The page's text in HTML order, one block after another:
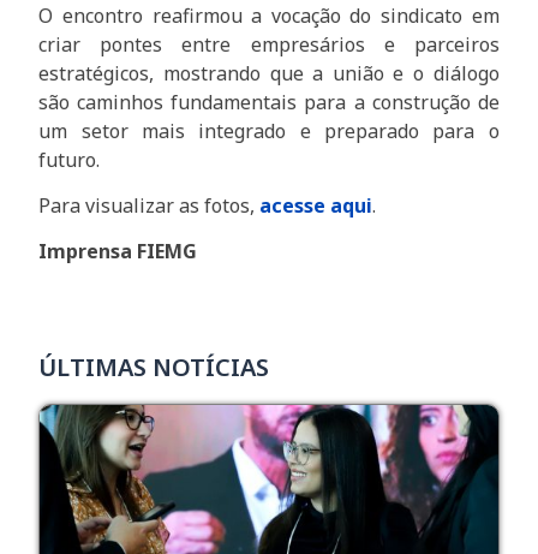
O encontro reafirmou a vocação do sindicato em
criar pontes entre empresários e parceiros
estratégicos, mostrando que a união e o diálogo
são caminhos fundamentais para a construção de
um setor mais integrado e preparado para o
futuro.
Para visualizar as fotos, acesse aqui.
Imprensa FIEMG
ÚLTIMAS NOTÍCIAS